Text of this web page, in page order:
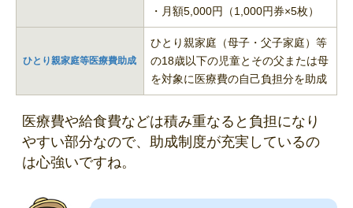
・月額5,000円（1,000円券×5枚）
ひとり親家庭等医療費助成
ひとり親家庭（母子・父子家庭）等
の18歳以下の児童とその父または母
を対象に医療費の自己負担分を助成
医療費や給食費などは積み重なると負担になり
やすい部分なので、助成制度が充実しているの
は心強いですね。